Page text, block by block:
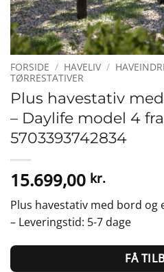
FORSIDE / HAVELIV /
TØRRESTATIVER
Plus havestativ
– Daylife model 4
5703393742834
15.699,00 kr.
Plus havestativ med bord og
– Leveringstid: 5-7 dage
FÅ